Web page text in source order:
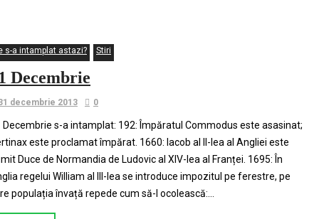
s-a intamplat astazi? Stiri
Decembrie
decembrie 2013 0
Decembrie s-a intamplat: 192: Împăratul Commodus este asasinat;
este proclamat împărat. 1660: Iacob al II-lea al Angliei este
Duce de Normandia de Ludovic al XIV-lea al Franței. 1695: În
regelui William al III-lea se introduce impozitul pe ferestre, pe
populația învață repede cum să-l ocolească:...